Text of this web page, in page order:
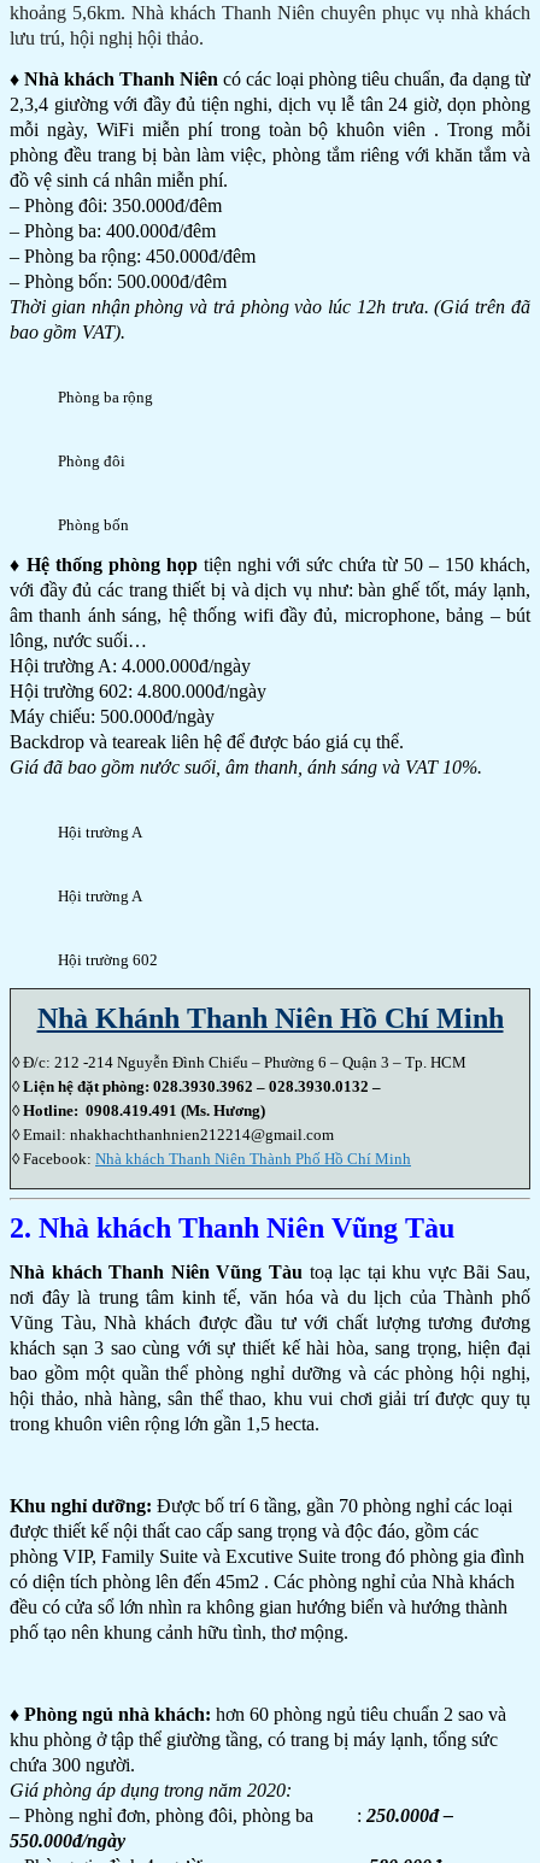
khoảng 5,6km. Nhà khách Thanh Niên chuyên phục vụ nhà khách
lưu trú, hội nghị hội thảo.
♦ Nhà khách Thanh Niên có các loại phòng tiêu chuẩn, đa dạng từ
2,3,4 giường với đầy đủ tiện nghi, dịch vụ lễ tân 24 giờ, dọn phòng
mỗi ngày, WiFi miễn phí trong toàn bộ khuôn viên . Trong mỗi
phòng đều trang bị bàn làm việc, phòng tắm riêng với khăn tắm và
đồ vệ sinh cá nhân miễn phí.
– Phòng đôi: 350.000đ/đêm
– Phòng ba: 400.000đ/đêm
– Phòng ba rộng: 450.000đ/đêm
– Phòng bốn: 500.000đ/đêm
Thời gian nhận phòng và trả phòng vào lúc 12h trưa. (Giá trên đã
bao gồm VAT).
Phòng ba rộng
Phòng đôi
Phòng bốn
♦ Hệ thống phòng họptiện nghi với sức chứa từ 50 – 150 khách,
với đầy đủ các trang thiết bị và dịch vụ như: bàn ghế tốt, máy lạnh,
âm thanh ánh sáng, hệ thống wifi đầy đủ, microphone, bảng – bút
lông, nước suối…
Hội trường A: 4.000.000đ/ngày
Hội trường 602: 4.800.000đ/ngày
Máy chiếu: 500.000đ/ngày
Backdrop và teareak liên hệ để được báo giá cụ thể.
Giá đã bao gồm nước suối, âm thanh, ánh sáng và VAT 10%.
Hội trường A
Hội trường A
Hội trường 602
Nhà Khánh Thanh Niên Hồ Chí Minh
◊Đ/c: 212 -214 Nguyễn Đình Chiểu – Phường 6 – Quận 3 – Tp. HCM
◊ Liện hệ đặt phòng: 028.3930.3962 – 028.3930.0132 –
◊ Hotline: 0908.419.491 (Ms. Hương)
◊Email: nhakhachthanhnien212214@gmail.com
◊ Facebook: Nhà khách Thanh Niên Thành Phố Hồ Chí Minh
2. Nhà khách Thanh Niên Vũng Tàu
Nhà khách Thanh Niên Vũng Tàu toạ lạc tại khu vực Bãi Sau,
nơi đây là trung tâm kinh tế, văn hóa và du lịch của Thành phố
Vũng Tàu, Nhà khách được đầu tư với chất lượng tương đương
khách sạn 3 sao cùng với sự thiết kế hài hòa, sang trọng, hiện đại
bao gồm một quần thể phòng nghỉ dưỡng và các phòng hội nghị,
hội thảo, nhà hàng, sân thể thao, khu vui chơi giải trí được quy tụ
trong khuôn viên rộng lớn gần 1,5 hecta.
Khu nghỉ dưỡng: Được bố trí 6 tầng, gần 70 phòng nghỉ các loại
được thiết kế nội thất cao cấp sang trọng và độc đáo, gồm các
phòng VIP, Family Suite và Excutive Suite trong đó phòng gia đình
có diện tích phòng lên đến 45m2 . Các phòng nghỉ của Nhà khách
đều có cửa sổ lớn nhìn ra không gian hướng biển và hướng thành
phố tạo nên khung cảnh hữu tình, thơ mộng.
♦ Phòng ngủ nhà khách: hơn 60 phòng ngủ tiêu chuẩn 2 sao và
khu phòng ở tập thể giường tầng, có trang bị máy lạnh, tổng sức
chứa 300 người.
Giá phòng áp dụng trong năm 2020:
– Phòng nghỉ đơn, phòng đôi, phòng ba : 250.000đ –
550.000đ/ngày